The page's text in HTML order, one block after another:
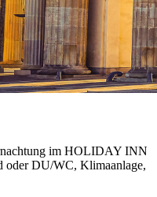
im HOLIDAY INN
oder DU/WC, Klimaanlage,